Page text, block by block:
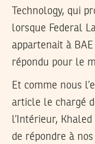
Technology, qui
lorsque Federal
appartenait à
répondu pour le
Et comme nous
article le chargé
l’Intérieur,
de répondre à